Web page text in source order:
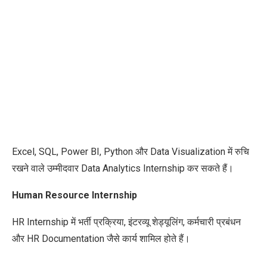
Excel, SQL, Power BI, Python और Data Visualization में रुचि
रखने वाले उम्मीदवार Data Analytics Internship कर सकते हैं।
Human Resource Internship
HR Internship में भर्ती प्रक्रिया, इंटरव्यू शेड्यूलिंग, कर्मचारी प्रबंधन
और HR Documentation जैसे कार्य शामिल होते हैं।